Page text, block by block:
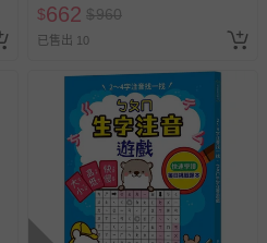
$662 $960
已售出 10